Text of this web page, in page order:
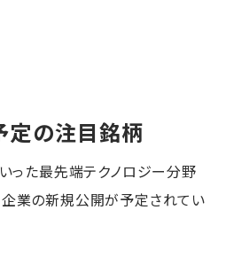
定の注目銘柄
った最先端テクノロジー分野
業の新規公開が予定されてい